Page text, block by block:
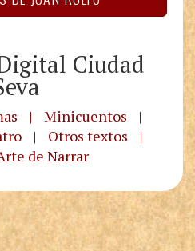
Ciudad
| Minicuentos
|
| Otros textos
|
de Narrar